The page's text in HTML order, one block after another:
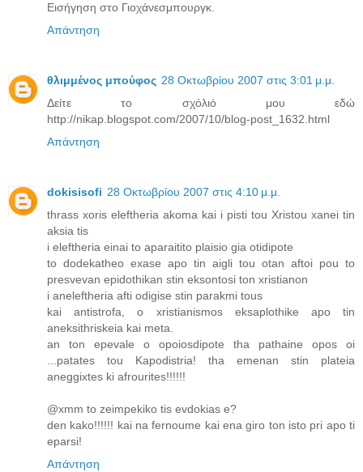
Εισήγηση στο Γιοχάνεσμπουργκ.
Απάντηση
θλιμμένος μπούφος 28 Οκτωβρίου 2007 στις 3:01 μ.μ.
Δείτε το σχόλιό μου εδώ
http://nikap.blogspot.com/2007/10/blog-post_1632.html
Απάντηση
dokisisofi 28 Οκτωβρίου 2007 στις 4:10 μ.μ.
thrass xoris eleftheria akoma kai i pisti tou Xristou xanei tin
aksia tis
i eleftheria einai to aparaitito plaisio gia otidipote
to dodekatheo exase apo tin aigli tou otan aftoi pou to
presvevan epidothikan stin eksontosi ton xristianon
i aneleftheria afti odigise stin parakmi tous
kai antistrofa, o xristianismos eksaplothike apo tin
aneksithriskeia kai meta.
an ton epevale o opoiosdipote tha pathaine opos oi
...patates tou Kapodistria! tha emenan stin plateia
aneggixtes ki afrourites!!!!!!
@xmm to zeimpekiko tis evdokias e?
den kako!!!!!! kai na fernoume kai ena giro ton isto pri apo ti
eparsi!
Απάντηση